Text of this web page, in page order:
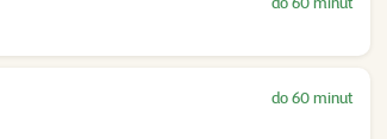
do 60 minut